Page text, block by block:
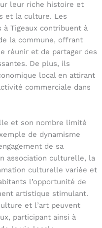
leur riche histoire et
et la culture. Les
Tigeaux contribuent à
la commune, offrant
réunir et de partager des
De plus, ils
local en attirant
commerciale dans
et son nombre limité
de dynamisme
de sa
association culturelle, la
culturelle variée et
l’opportunité de
artistique stimulant.
et l’art peuvent
participant ainsi à